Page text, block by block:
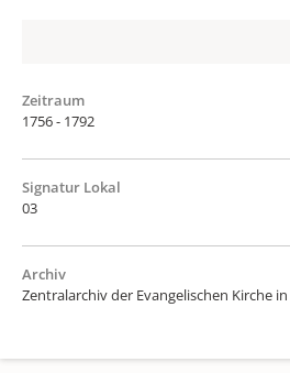
Zeitraum
1756 - 1792
Signatur Lokal
03
Archiv
Zentralarchiv der Evangelischen Kirche